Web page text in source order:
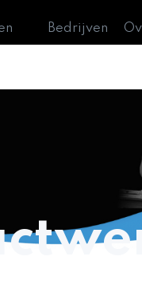
Bedrijven